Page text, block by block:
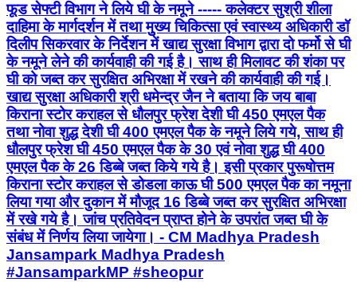
फूड सेफ्टी विभाग ने लिये घी के नमूने ----- कलेक्टर सुश्री शीला
दाहिमा के मार्गदर्शन में तथा मुुख्य चिकित्सा एवं स्वास्थ्य अधिकारी डॉ
दिलीप सिकरवार के निर्देशन में खाद्य सुरक्षा विभाग द्वारा दो फर्मो से घी
के नमूने लेने की कार्यवाही की गई है। साथ ही मिलावट की शंका पर
घी को जब्त कर सुरक्षित अभिरक्षा में रखने की कार्यवाही की गई।
खाद्य सुरक्षा अधिकारी श्री धमेन्द्र जैन ने बताया कि जय बाबा
किराना स्टोर कराहल से धौलपुर फ्रेश देशी घी 450 एमएल पैक
तथा नोवा शुद्ध देशी घी 400 एमएल पैक के नमूने लिये गये, साथ ही
धौलपुर फ्रेश घी 450 एमएल पैक के 30 एवं नोवा शुद्ध घी 400
एमएल पैक के 26 डिब्बे जब्त किये गये है। इसी प्रकार पुरूषोत्तम
किराना स्टोर कराहल से डोडला काऊ घी 500 एमएल पैक का नमूना
लिया गया और दुकान में मौजूद 16 डिब्बे जब्त कर सुरक्षित अभिरक्षा
में रखे गये है। जांच प्रतिवेदन प्राप्त होने के उपरांत जब्त घी के
संबंध में निर्णय लिया जायेगा। - CM Madhya Pradesh
Jansampark Madhya Pradesh
#JansamparkMP #sheopur